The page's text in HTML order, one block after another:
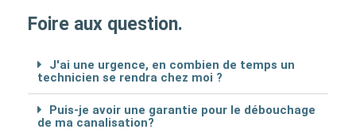
Foire aux question.
J'ai une urgence, en combien de temps un
technicien se rendra chez moi ?
Puis-je avoir une garantie pour le débouchage
de ma canalisation?